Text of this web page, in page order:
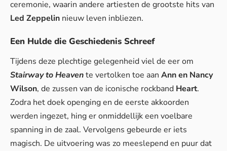
ceremonie, waarin andere artiesten de grootste hits van
Led Zeppelin nieuw leven inbliezen.
Een Hulde die Geschiedenis Schreef
Tijdens deze plechtige gelegenheid viel de eer om
Stairway to Heavente vertolken toe aan Ann en Nancy
Wilson, de zussen van de iconische rockband Heart.
Zodra het doek openging en de eerste akkoorden
werden ingezet, hing er onmiddellijk een voelbare
spanning in de zaal. Vervolgens gebeurde er iets
magisch. De uitvoering was zo meeslepend en puur dat